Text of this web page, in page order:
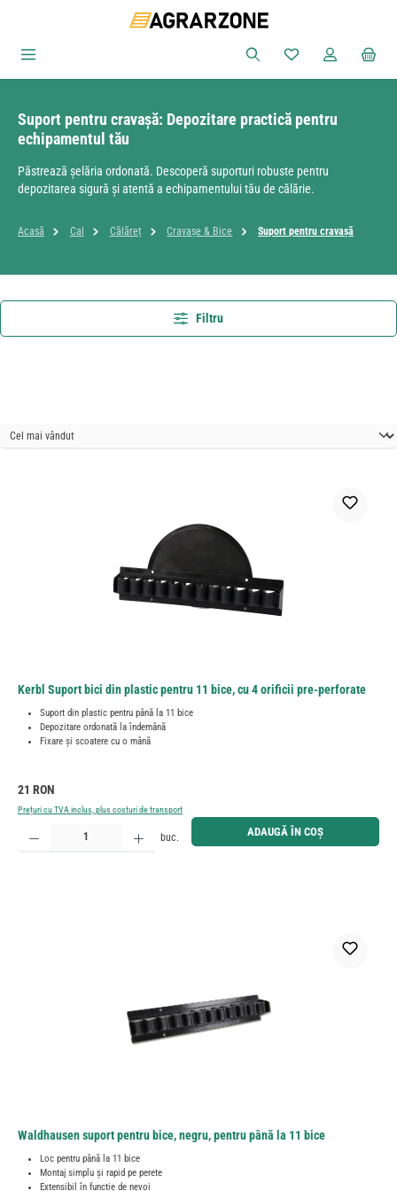
Sari la conținutul principal
Aveți 0 articole
Suport pentru cravașă: Depozitare practică pentru
echipamentul tău
Păstrează șelăria ordonată. Descoperă suporturi robuste pentru
depozitarea sigură și atentă a echipamentului tău de călărie.
Acasă Cal Călăreț Cravașe & Bice Suport pentru cravașă
Filtru
Kerbl Suport bici din plastic pentru 11 bice, cu 4 orificii pre-perforate
Suport din plastic pentru până la 11 bice
Depozitare ordonată la îndemână
Fixare și scoatere cu o mână
Preț obișnuit:
21 RON
Prețuri cu TVA inclus, plus costuri de transport
Cantitate produs: Introduceți cantitatea dorită sau utilizați butoanele pentru a mări sau micșora
buc. ADAUGĂ ÎN COȘ
Waldhausen suport pentru bice, negru, pentru până la 11 bice
Loc pentru până la 11 bice
Montaj simplu și rapid pe perete
Extensibil în funcție de nevoi